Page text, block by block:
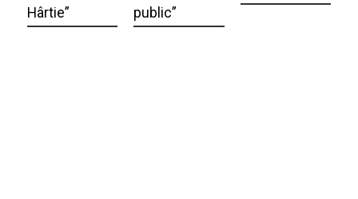
Hârtie”
public”